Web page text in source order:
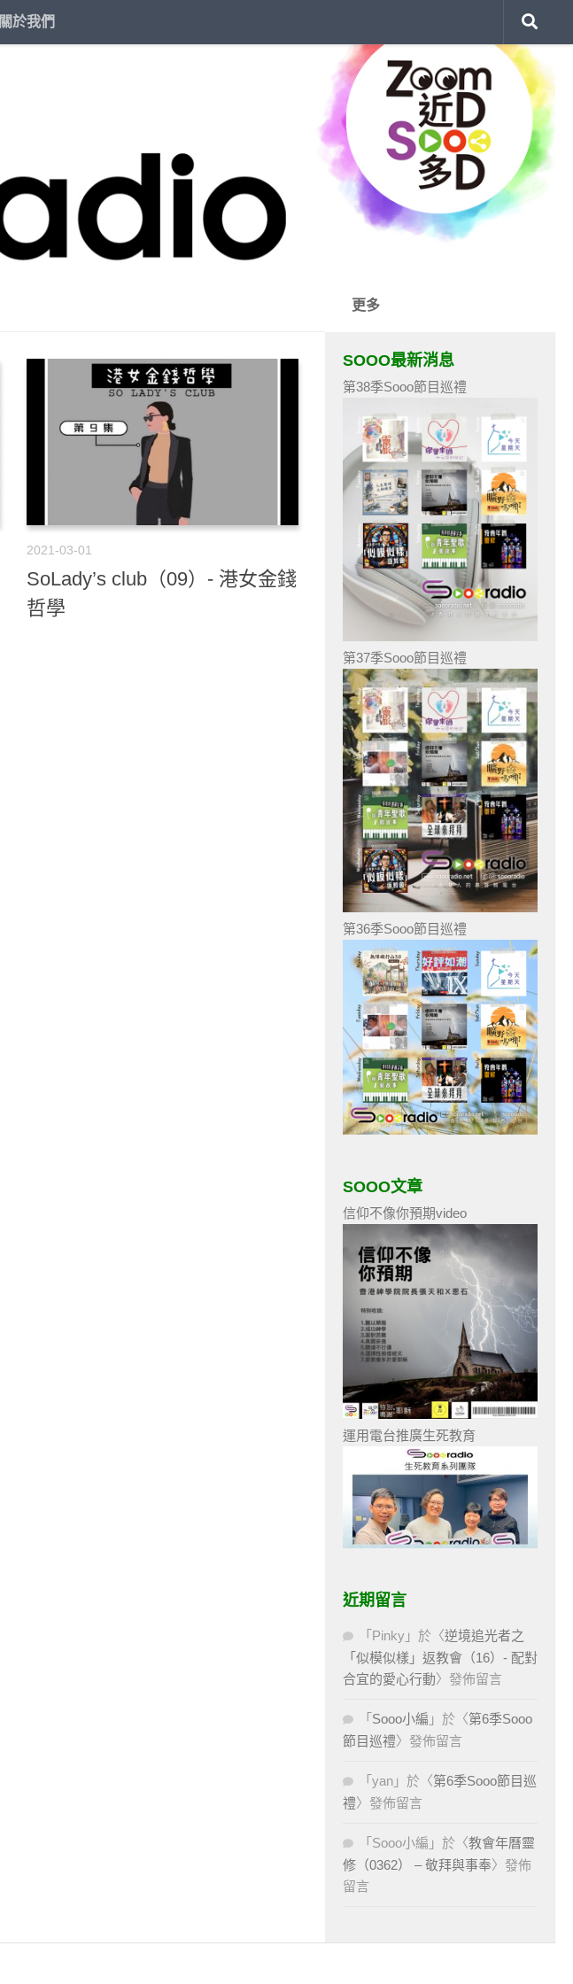
關於我們
2021-03-01
SoLady’s club（09）- 港女金錢
哲學
更多
SOOO最新消息
第38季Sooo節目巡禮
第37季Sooo節目巡禮
第36季Sooo節目巡禮
SOOO文章
信仰不像你預期video
運用電台推廣生死教育
近期留言
「 Pinky 」於〈逆境追光者之
「似模似樣」返教會（16）- 配對
合宜的愛心行動〉發佈留言
「 Sooo小編 」於〈第6季Sooo
節目巡禮〉發佈留言
「 yan 」於〈第6季Sooo節目巡
禮〉發佈留言
「 Sooo小編 」於〈教會年曆靈
修（0362） – 敬拜與事奉〉發佈
留言